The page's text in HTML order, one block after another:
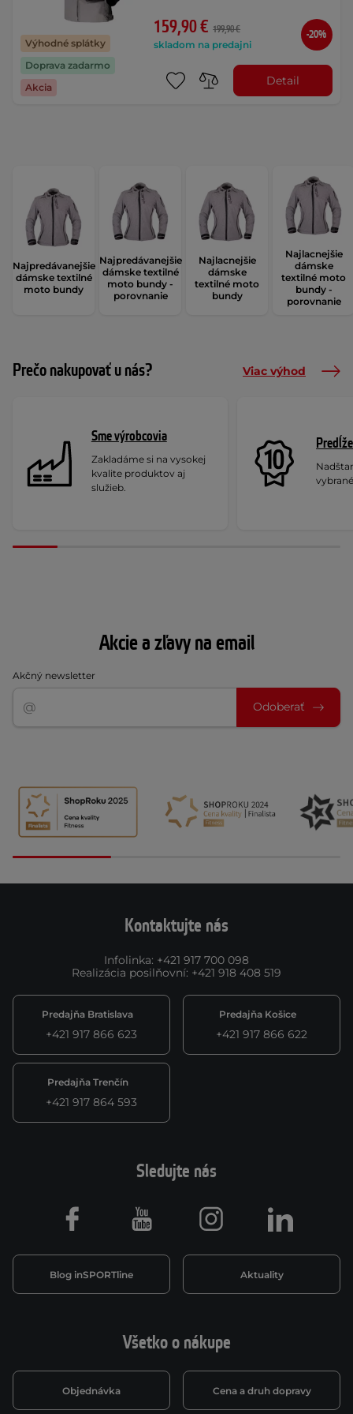
Výhodné splátky
Doprava zadarmo
Akcia
159,90 € 199,90 €
skladom na predajni
-20%
Detail
Najpredávanejšie
dámske textilné
moto bundy
Najpredávanejšie
dámske textilné
moto bundy -
porovnanie
Najlacnejšie
dámske
textilné moto
bundy
Najlacnejšie
dámske
textilné moto
bundy -
porovnanie
Prečo nakupovať u nás? Viac výhod
Sme výrobcovia
Zakladáme si na vysokej
kvalite produktov aj
služieb.
Akcie a zľavy na email
Akčný newsletter
Odoberať
Kontaktujte nás
Infolinka: +421 917 700 098
Realizácia posilňovní: +421 918 408 519
Predajňa Bratislava
+421 917 866 623
Predajňa Košice
+421 917 866 622
Predajňa Trenčín
+421 917 864 593
Všetko o nákupe
Objednávka Cena a druh dopravy
Sledujte nás
Blog inSPORTline Aktuality
Facebook Youtube Instagram LinkedIn